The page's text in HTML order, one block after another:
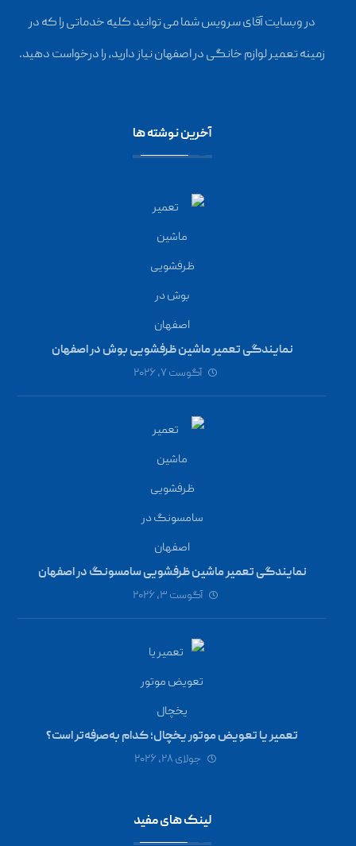
در وبسایت آقای سرویس شما می توانید کلیه خدماتی را که در
زمینه تعمیر لوازم خانگی در اصفهان نیاز دارید، را درخواست دهید.
آخرین نوشته ها
نمایندگی تعمیر ماشین ظرفشویی بوش در اصفهان
آگوست ۷, ۲۰۲۶
نمایندگی تعمیر ماشین ظرفشویی سامسونگ در اصفهان
آگوست ۳, ۲۰۲۶
تعمیر یا تعویض موتور یخچال؛ کدام به‌صرفه‌تر است؟
جولای ۲۸, ۲۰۲۶
لینک های مفید